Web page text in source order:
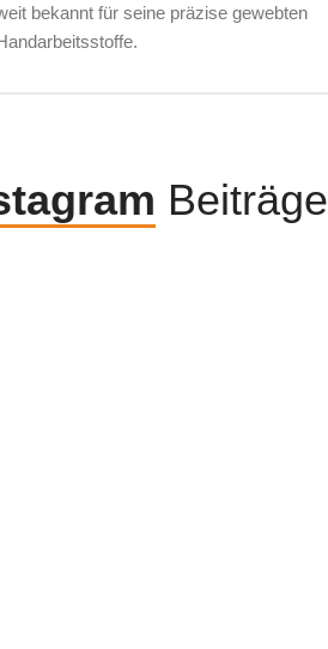
bekannt für seine präzise gewebten
Beiträge